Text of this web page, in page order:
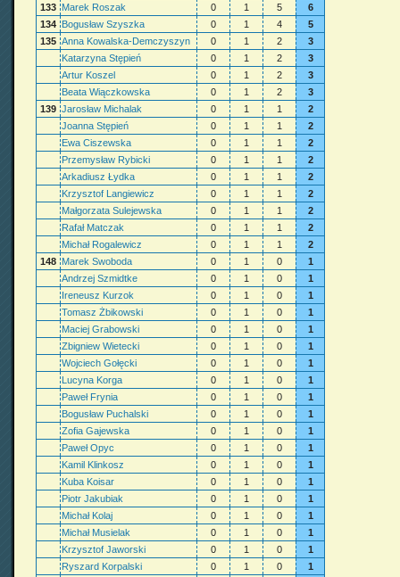
133 Marek Roszak 0 1 5
6
134 Bogusław Szyszka 0 1 4
5
135 Anna Kowalska-Demczyszyn 0 1 2
3
Katarzyna Stępień
0 1 2
3
Artur Koszel
0 1 2
3
Beata Wiączkowska
0 1 2
3
139 Jarosław Michalak 0 1 1
2
Joanna Stępień
0 1 1
2
Ewa Ciszewska
0 1 1
2
Przemysław Rybicki
0 1 1
2
Arkadiusz Łydka
0 1 1
2
Krzysztof Langiewicz
0 1 1
2
Małgorzata Sulejewska
0 1 1
2
Rafał Matczak
0 1 1
2
Michał Rogalewicz
0 1 1
2
148 Marek Swoboda 0 1 0
1
Andrzej Szmidtke
0 1 0
1
Ireneusz Kurzok
0 1 0
1
Tomasz Żbikowski
0 1 0
1
Maciej Grabowski
0 1 0
1
Zbigniew Wietecki
0 1 0
1
Wojciech Gołęcki
0 1 0
1
Lucyna Korga
0 1 0
1
Paweł Frynia
0 1 0
1
Bogusław Puchalski
0 1 0
1
Zofia Gajewska
0 1 0
1
Paweł Opyc
0 1 0
1
Kamil Klinkosz
0 1 0
1
Kuba Koisar
0 1 0
1
Piotr Jakubiak
0 1 0
1
Michał Kolaj
0 1 0
1
Michał Musielak
0 1 0
1
Krzysztof Jaworski
0 1 0
1
Ryszard Korpalski
0 1 0 1